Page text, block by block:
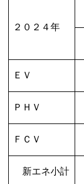
２０２４年
ＥＶ
ＰＨＶ
ＦＣＶ
新エネ小計